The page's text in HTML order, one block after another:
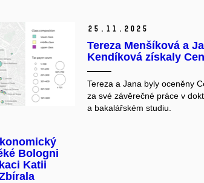
Bologni
Katii
25. 11. 2025
Tereza Menšíková a
Kendíková získaly
Tereza a Jana byly oceněny
za své závěrečné práce v
a bakalářském studiu.